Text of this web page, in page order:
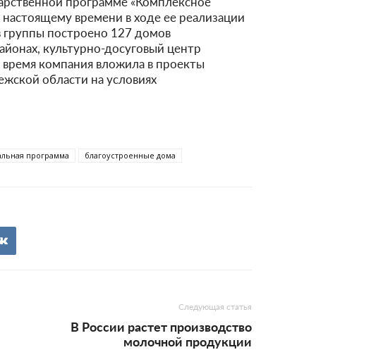
времени в ходе ее реализации
построено 127 домов
культурно-досуговый центр
компания вложила в проекты
области на условиях
программа благоустроенные дома
Следующая статья
В России растет производство
молочной продукции